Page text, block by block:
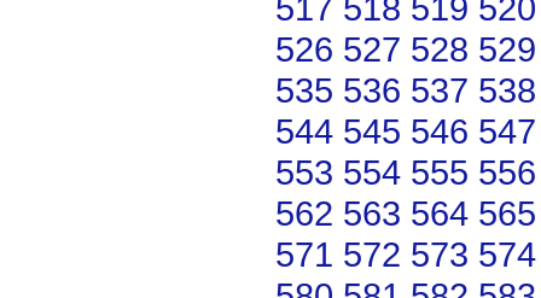
526 527 528 529
535 536 537 538
544 545 546 547
553 554 555 556
562 563 564 565
571 572 573 574